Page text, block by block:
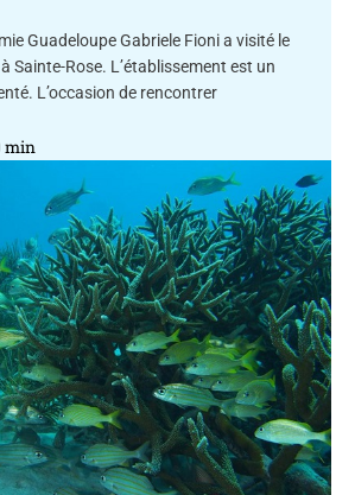
Guadeloupe Gabriele Fioni a visité le
Sainte-Rose. L’établissement est un
L’occasion de rencontrer
min